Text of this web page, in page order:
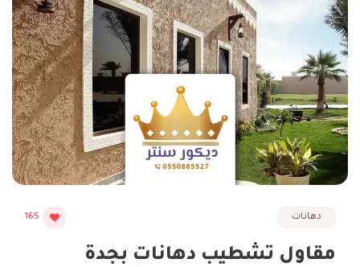
دهانات 165
مقاول تشطيب دهانات بجدة